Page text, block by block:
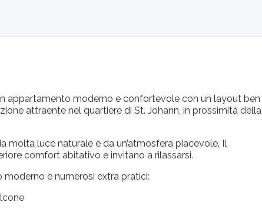
appartamento moderno e confortevole con un layout ben
attraente nel quartiere di St. Johann, in prossimità della
molta luce naturale e da un’atmosfera piacevole. Il
comfort abitativo e invitano a rilassarsi.
moderno e numerosi extra pratici: